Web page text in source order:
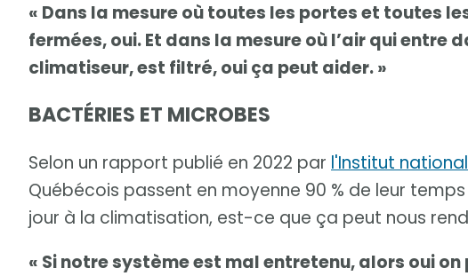
« Dans la mesure où toutes les portes et toutes
fermées, oui. Et dans la mesure où l’air qui entre
climatiseur, est filtré, oui ça peut aider. »
BACTÉRIES ET MICROBES
Selon un rapport publié en 2022 par l'Institut
Québécois passent en moyenne 90 % de leur temps
jour à la climatisation, est-ce que ça peut nous
« Si notre système est mal entretenu, alors oui